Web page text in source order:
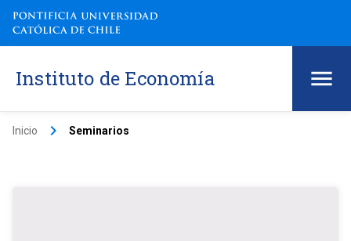
Instituto de Economía
Inicio keyboard_arrow_right Seminarios